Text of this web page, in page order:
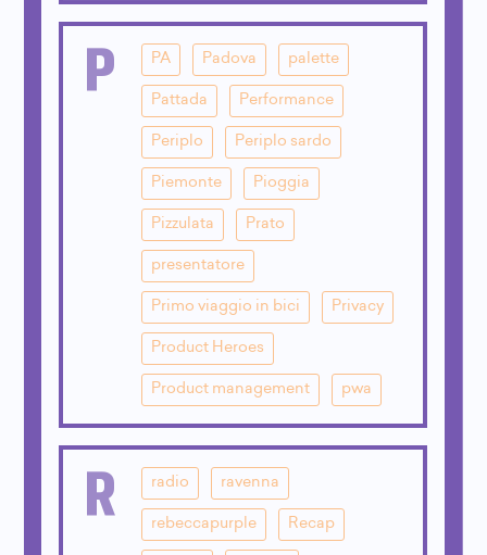
P PA Padova palette
Pattada Performance
Periplo Periplo sardo
Piemonte Pioggia
Pizzulata Prato
presentatore
Primo viaggio in bici Privacy
Product Heroes
Product management pwa
R radio ravenna
rebeccapurple Recap